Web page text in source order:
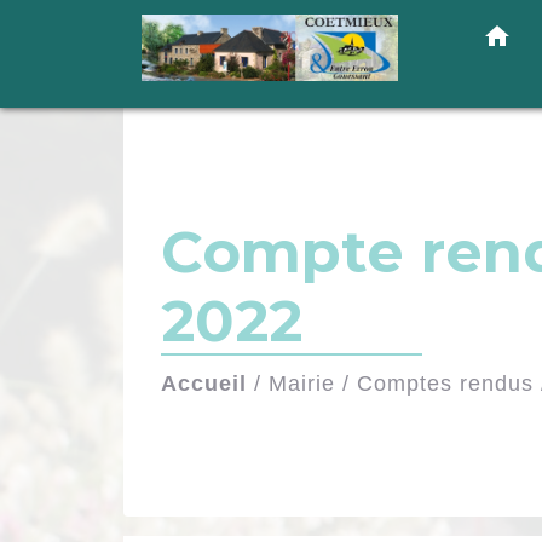
home
Compte
2022
Accueil / Mairie / Comptes rendus